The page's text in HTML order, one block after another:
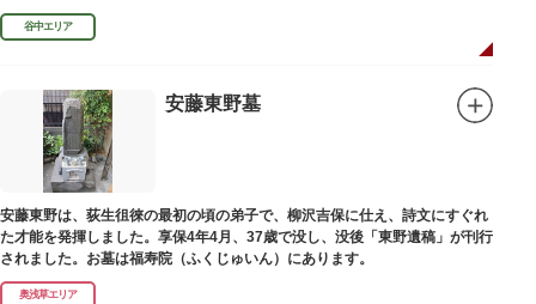
前にあった桂の古木にヒントを得た作品だといわれます。
谷中エリア
安藤東野墓
安藤東野は、荻生徂徠の最初の頃の弟子で、柳沢吉保に仕え、詩文にすぐれ
た才能を発揮しました。享保4年4月、37歳で没し、没後「東野遺稿」が刊行
されました。お墓は福寿院（ふくじゅいん）にあります。
奥浅草エリア